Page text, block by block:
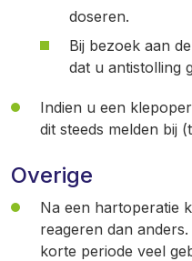
doseren.
Bij bezoek aan
dat u antistolling
Indien u een
dit steeds melden bij
Overige
Na een hartoperatie
reageren dan
korte periode veel